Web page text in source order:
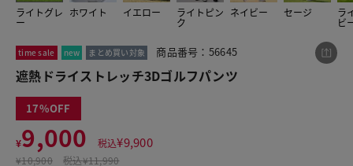
ライトグレ
ー
ホワイト イエロー ライトピン
ク
ネイビー セージ ラ
ビ
time sale new まとめ買い対象 商品番号：56645
遮熱ドライストレッチ3Dゴルフパンツ
17
¥9,000 税込¥9,900
¥10,900 税込¥11,990
この商品をシェアする
遮熱ドライストレッチ3Dゴルフパンツ
¥9,000
税込¥9,900